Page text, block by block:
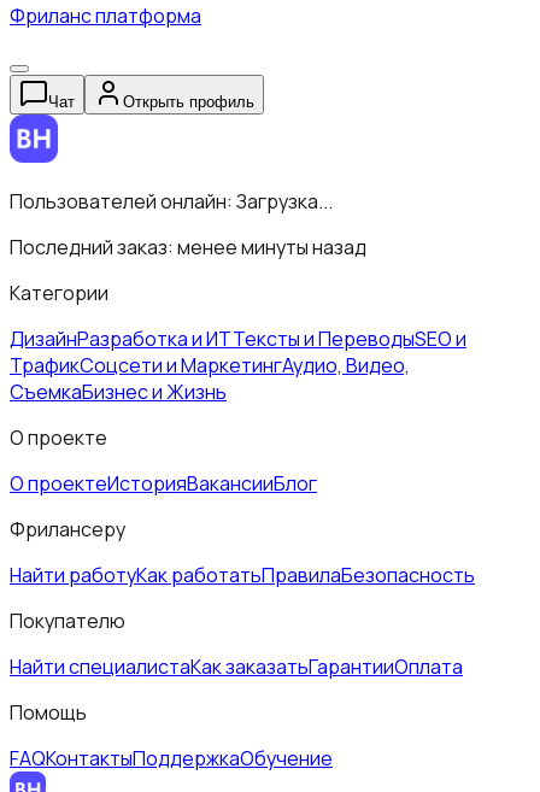
Фриланс платформа
Чат Открыть профиль
Пользователей онлайн: Загрузка...
Последний заказ: менее минуты назад
Категории
ДизайнРазработка и ИТТексты и ПереводыSEO и
ТрафикСоцсети и МаркетингАудио, Видео,
СъемкаБизнес и Жизнь
О проекте
О проектеИсторияВакансииБлог
Фрилансеру
Найти работуКак работатьПравилаБезопасность
Покупателю
Найти специалистаКак заказатьГарантииОплата
Помощь
FAQКонтактыПоддержкаОбучение